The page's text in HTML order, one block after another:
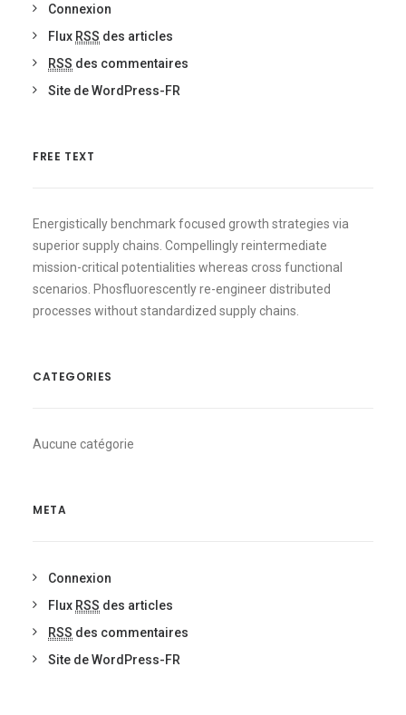
Connexion
Flux RSS des articles
RSS des commentaires
Site de WordPress-FR
FREE TEXT
Energistically benchmark focused growth strategies via
superior supply chains. Compellingly reintermediate
mission-critical potentialities whereas cross functional
scenarios. Phosfluorescently re-engineer distributed
processes without standardized supply chains.
CATEGORIES
Aucune catégorie
META
Connexion
Flux RSS des articles
RSS des commentaires
Site de WordPress-FR